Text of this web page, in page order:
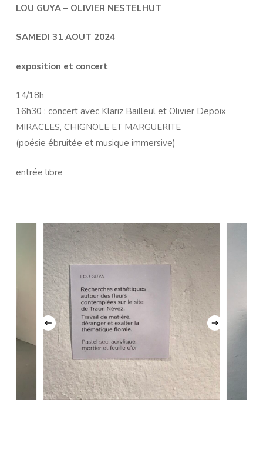
LOU GUYA – OLIVIER NESTELHUT
SAMEDI 31 AOUT 2024
exposition et concert
14/18h
16h30 : concert avec Klariz Bailleul et Olivier Depoix
MIRACLES, CHIGNOLE ET MARGUERITE
(poésie ébruitée et musique immersive)
entrée libre